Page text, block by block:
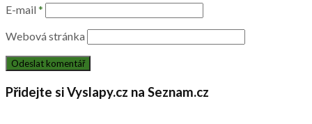
E-mail *
Webová stránka
Přidejte si Vyslapy.cz na Seznam.cz